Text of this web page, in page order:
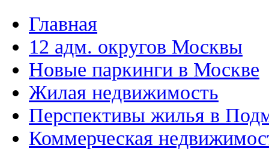
Главная
12 адм. округов Москвы
Новые паркинги в Москве
Жилая недвижимость
Перспективы жилья в
Коммерческая